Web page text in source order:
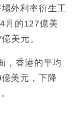
外利率衍生工
月的127億美
美元。
，香港的平均
美元，下降